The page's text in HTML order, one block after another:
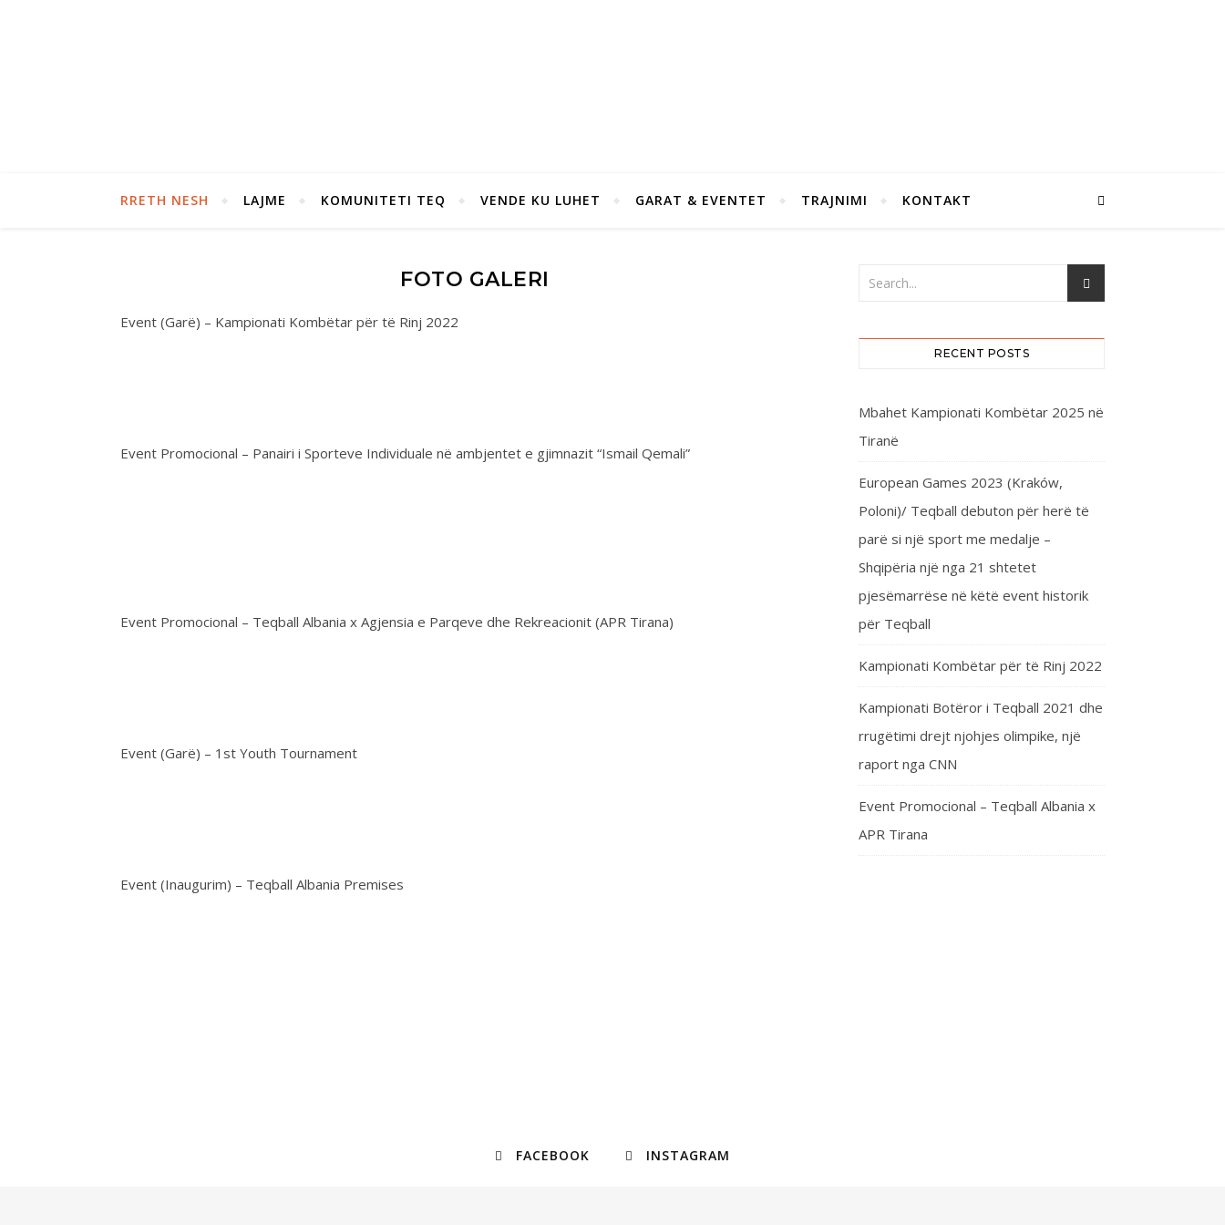
RRETH NESH LAJME KOMUNITETI TEQ VENDE KU LUHET GARAT & EVENTET TRAJNIMI KONTAKT
FOTO GALERI
Event (Garë) – Kampionati Kombëtar për të Rinj 2022
Event Promocional – Panairi i Sporteve Individuale në ambjentet e gjimnazit “Ismail Qemali”
Event Promocional – Teqball Albania x Agjensia e Parqeve dhe Rekreacionit (APR Tirana)
Event (Garë) – 1st Youth Tournament
Event (Inaugurim) – Teqball Albania Premises
RECENT POSTS
Mbahet Kampionati Kombëtar 2025 në
Tiranë
European Games 2023 (Kraków,
Poloni)/ Teqball debuton për herë të
parë si një sport me medalje –
Shqipëria një nga 21 shtetet
pjesëmarrëse në këtë event historik
për Teqball
Kampionati Kombëtar për të Rinj 2022
Kampionati Botëror i Teqball 2021 dhe
rrugëtimi drejt njohjes olimpike, një
raport nga CNN
Event Promocional – Teqball Albania x
APR Tirana
FACEBOOK INSTAGRAM